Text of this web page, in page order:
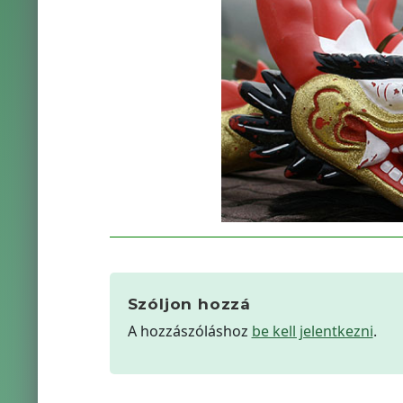
Szóljon hozzá
A hozzászóláshoz be kell jelentkezni.